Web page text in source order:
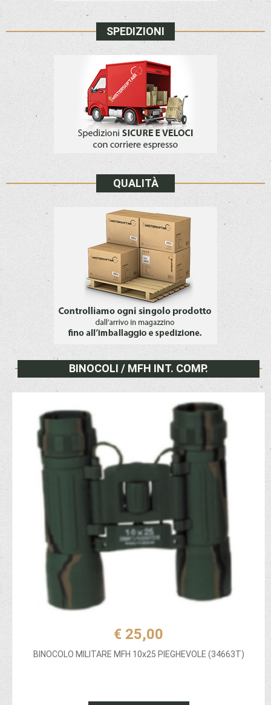
SPEDIZIONI
QUALITÀ
BINOCOLI / MFH INT. COMP.
€ 25,00
BINOCOLO MILITARE MFH 10x25 PIEGHEVOLE (34663T)